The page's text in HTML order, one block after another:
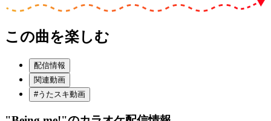
この曲を楽しむ
配信情報
関連動画
#うたスキ動画